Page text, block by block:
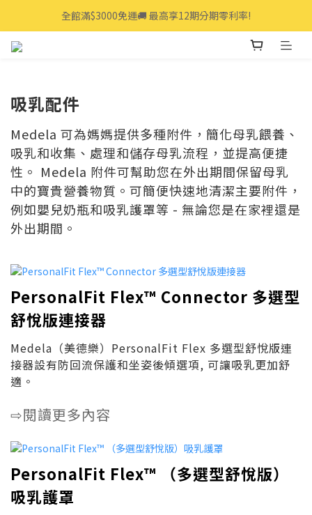
全館滿$3000免運🚚 最高享12期分期零利率!
全館滿$3000免運🚚 最高享12期分期零利率!
吸乳配件​
Medela 可為媽媽提供多種附件，簡化母乳餵養、
吸乳和收集、處理和儲存母乳流程，並提高便捷
性。 Medela 附件可幫助您在外出期間保留母乳
中的寶貴營養物質。可簡便快速地清潔主要附件，
例如嬰兒奶瓶和吸乳護罩等 - 無論您是在家裡還是
外出期間。
PersonalFit Flex™ Connector 多選型
舒悅版連接器
Medela（美德樂）PersonalFit Flex 多選型舒悅版連
接器設有防回流保護和坐姿後傾選項, 可讓吸乳更加舒
適。
⇨閱讀更多內容
PersonalFit Flex™ （多選型舒悅版）
吸乳護罩​